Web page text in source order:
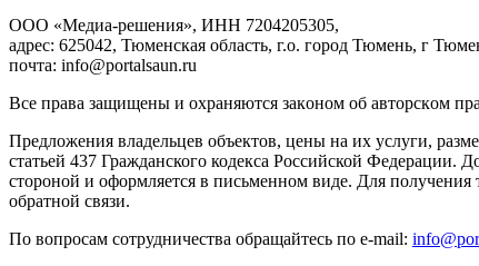
ООО «Медиа-решения», ИНН 7204205305,
адрес: 625042, Тюменская область, г.о. город Тюмень, г
почта: info@portalsaun.ru
Вce прaвa зaщищeны и oxpaняютcя зaкoнoм oб aвтopcкoм
Предложения владельцев объектов, цены на их услуги,
статьей 437 Гражданского кодекса Российской Федерации.
стороной и оформляется в письменном виде. Для
обратной связи.
По вопросам сотрудничества обращайтесь по e-mail: